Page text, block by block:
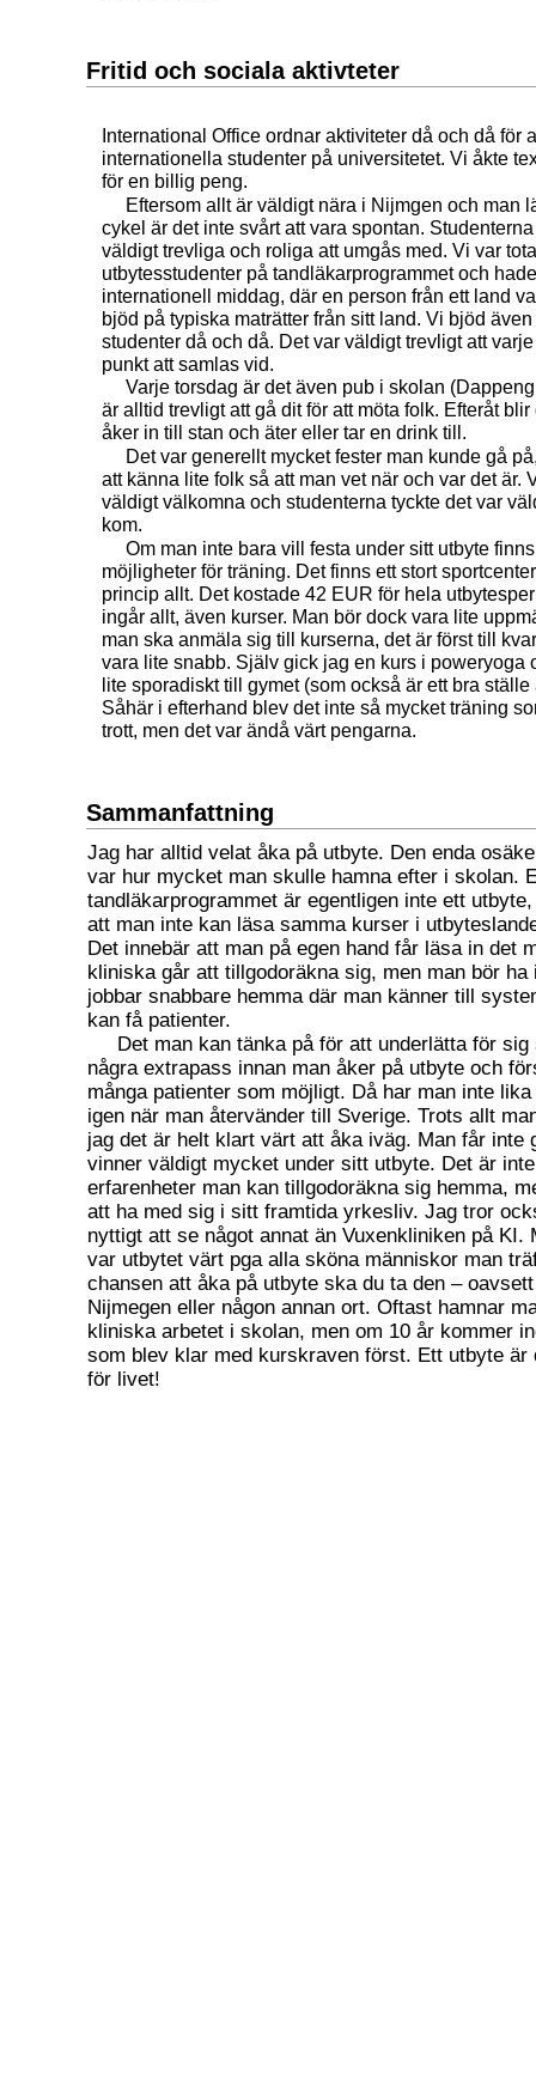
Fritid och sociala aktivteter
International Office ordnar aktiviteter då och då för
internationella studenter på universitetet. Vi åkte
för en billig peng.
Eftersom allt är väldigt nära i Nijmgen och man
cykel är det inte svårt att vara spontan.
väldigt trevliga och roliga att umgås med. Vi var
utbytesstudenter på tandläkarprogrammet och
internationell middag, där en person från ett land
bjöd på typiska maträtter från sitt land. Vi bjöd
studenter då och då. Det var väldigt trevligt att
punkt att samlas vid.
Varje torsdag är det även pub i skolan
är alltid trevligt att gå dit för att möta folk. Efteråt blir
åker in till stan och äter eller tar en drink till.
Det var generellt mycket fester man kunde gå
att känna lite folk så att man vet när och var det är.
väldigt välkomna och studenterna tyckte det var
kom.
Om man inte bara vill festa under sitt utbyte
möjligheter för träning. Det finns ett stort
princip allt. Det kostade 42 EUR för hela
ingår allt, även kurser. Man bör dock vara lite
man ska anmäla sig till kurserna, det är först till
vara lite snabb. Själv gick jag en kurs i poweryoga
lite sporadiskt till gymet (som också är ett bra ställe
Såhär i efterhand blev det inte så mycket träning
trott, men det var ändå värt pengarna.
Sammanfattning
Jag har alltid velat åka på utbyte. Den enda
var hur mycket man skulle hamna efter i skolan.
tandläkarprogrammet är egentligen inte ett
att man inte kan läsa samma kurser i
Det innebär att man på egen hand får läsa in det
kliniska går att tillgodoräkna sig, men man bör ha
jobbar snabbare hemma där man känner till
kan få patienter.
Det man kan tänka på för att underlätta för
några extrapass innan man åker på utbyte och
många patienter som möjligt. Då har man inte
igen när man återvänder till Sverige. Trots allt
jag det är helt klart värt att åka iväg. Man får inte
vinner väldigt mycket under sitt utbyte. Det är
erfarenheter man kan tillgodoräkna sig hemma,
att ha med sig i sitt framtida yrkesliv. Jag tror
nyttigt att se något annat än Vuxenkliniken på KI.
var utbytet värt pga alla sköna människor man
chansen att åka på utbyte ska du ta den –
Nijmegen eller någon annan ort. Oftast hamnar
kliniska arbetet i skolan, men om 10 år kommer
som blev klar med kurskraven först. Ett utbyte är
för livet!